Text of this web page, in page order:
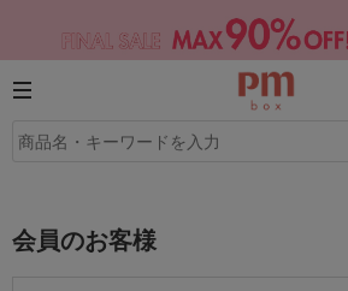
会員のお客様